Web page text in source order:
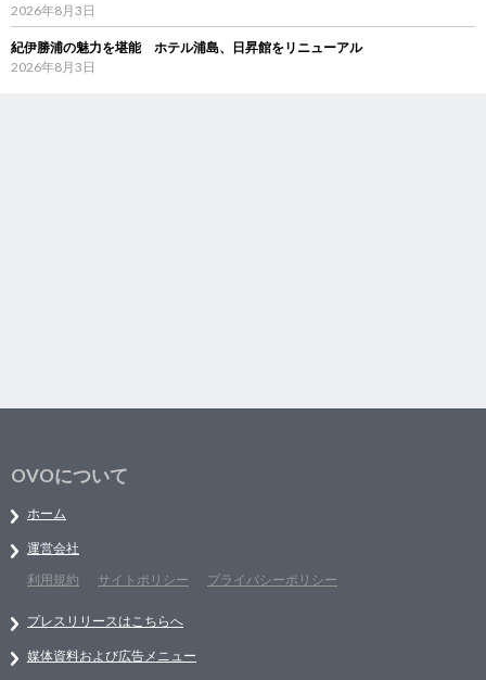
2026年8月3日
紀伊勝浦の魅力を堪能 ホテル浦島、日昇館をリニューアル
2026年8月3日
OVOについて
ホーム
運営会社
利用規約
サイトポリシー プライバシーポリシー
プレスリリースはこちらへ
媒体資料および広告メニュー